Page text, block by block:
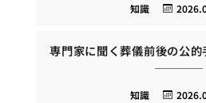
知識
専門家に聞く葬儀前後の公
知識